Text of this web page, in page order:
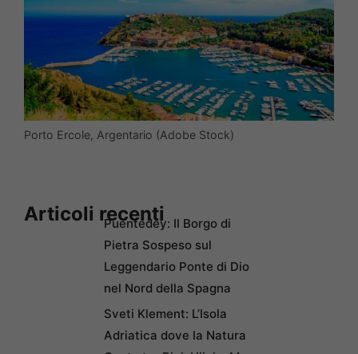
Porto Ercole, Argentario (Adobe Stock)
Articoli recentiPuentedey: Il Borgo di
Pietra Sospeso sul
Leggendario Ponte di Dio
nel Nord della Spagna
Sveti Klement: L’Isola
Adriatica dove la Natura